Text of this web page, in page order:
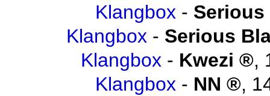
Klangbox -
Klangbox - Serious
Klangbox - Kwezi ,
Klangbox - NN ,